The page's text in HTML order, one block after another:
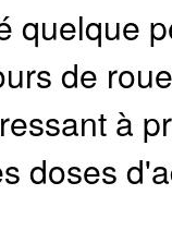
quelque
de
à
doses